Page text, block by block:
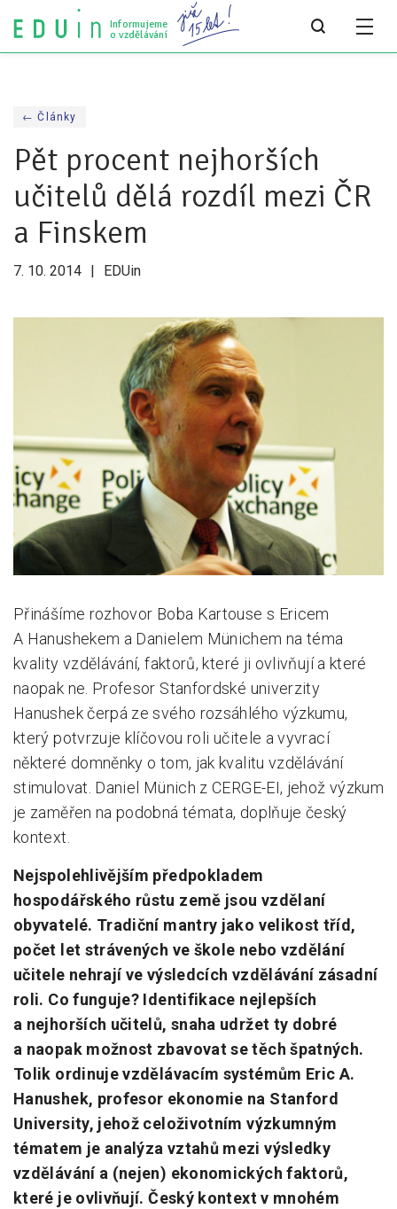
Informujeme
o vzdělávání
Všechny články
Všechny články
Týdeník bEDUin
Analýzy
Tiskové zprávy
Pro zřizovatele
Konference Lepší škola
Kápézetka - průvodce pro zřizovatele
Klub zřizovatelů
O nás
O nás
Partneři a dárci
Kontakty
← Články
Pět procent nejhorších
učitelů dělá rozdíl mezi ČR
a Finskem
7. 10. 2014 EDUin
Přinášíme rozhovor Boba Kartouse s Ericem
A Hanushekem a Danielem Münichem na téma
kvality vzdělávání, faktorů, které ji ovlivňují a které
naopak ne. Profesor Stanfordské univerzity
Hanushek čerpá ze svého rozsáhlého výzkumu,
který potvrzuje klíčovou roli učitele a vyvrací
některé domněnky o tom, jak kvalitu vzdělávání
stimulovat. Daniel Münich z CERGE-EI, jehož výzkum
je zaměřen na podobná témata, doplňuje český
kontext.
Nejspolehlivějším předpokladem
hospodářského růstu země jsou vzdělaní
obyvatelé. Tradiční mantry jako velikost tříd,
počet let strávených ve škole nebo vzdělání
učitele nehrají ve výsledcích vzdělávání zásadní
roli. Co funguje? Identifikace nejlepších
a nejhorších učitelů, snaha udržet ty dobré
a naopak možnost zbavovat se těch špatných.
Tolik ordinuje vzdělávacím systémům Eric A.
Hanushek, profesor ekonomie na Stanford
University, jehož celoživotním výzkumným
tématem je analýza vztahů mezi výsledky
vzdělávání a (nejen) ekonomických faktorů,
které je ovlivňují. Český kontext v mnohém